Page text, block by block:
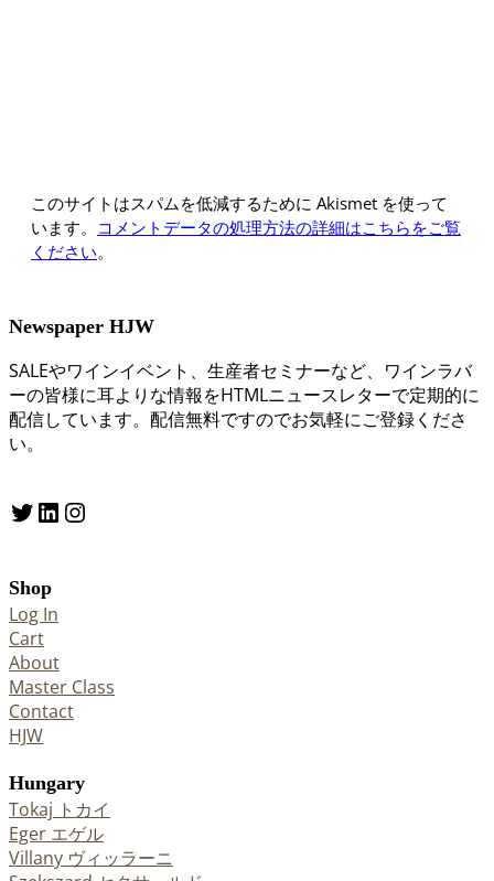
このサイトはスパムを低減するために Akismet を使って
います。 コメントデータの処理方法の詳細はこちらをご覧
ください。
Newspaper HJW
SALEやワインイベント、生産者セミナーなど、ワインラバ
ーの皆様に耳よりな情報をHTMLニュースレターで定期的に
配信しています。配信無料ですのでお気軽にご登録くださ
い。
Twitter LinkedIn Instagram
Shop
Log In
Cart
About
Master Class
Contact
HJW
Hungary
Tokaj トカイ
Eger エゲル
Villany ヴィッラーニ